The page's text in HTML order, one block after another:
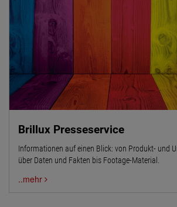
Brillux Presseservice
Informationen auf einen Blick: von Produkt- und
über Daten und Fakten bis Footage-Material.
..mehr